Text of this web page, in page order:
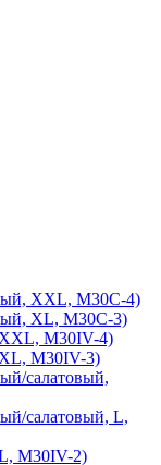
XXL, M30C-4)
XL, M30C-3)
M30IV-4)
M30IV-3)
салатовый,
салатовый, L,
M30IV-2)